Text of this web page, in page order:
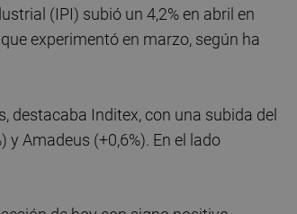
(IPI) subió un 4,2% en abril en
experimentó en marzo, según ha
destacaba Inditex, con una subida del
y Amadeus (+0,6%). En el lado